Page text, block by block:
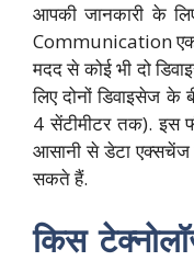
आपकी जानकारी के
Communication एक
मदद से कोई भी दो
लिए दोनों डिवाइसेज के
4 सेंटीमीटर तक). इस
आसानी से डेटा
सकते हैं.
किस